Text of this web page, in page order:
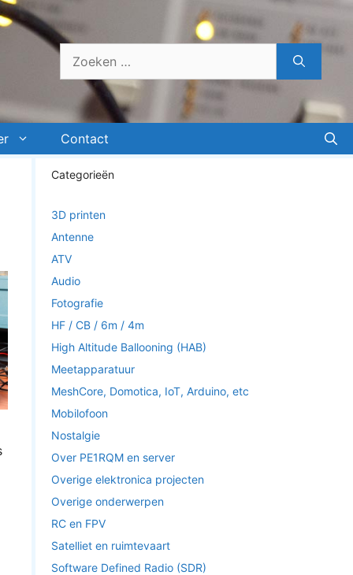
Zoek
naar:
Contact
Categorieën
3D printen
Antenne
ATV
Audio
Fotografie
HF / CB / 6m / 4m
High Altitude Ballooning (HAB)
Meetapparatuur
MeshCore, Domotica, IoT, Arduino, etc
Mobilofoon
Nostalgie
Over PE1RQM en server
Overige elektronica projecten
Overige onderwerpen
RC en FPV
Satelliet en ruimtevaart
Software Defined Radio (SDR)